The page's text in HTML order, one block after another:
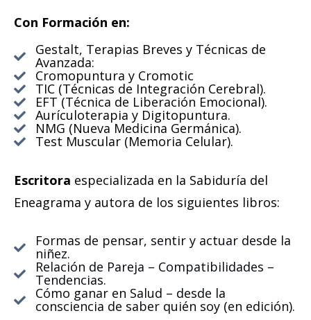
Con Formación en:
Gestalt, Terapias Breves y Técnicas de
Avanzada:
Cromopuntura y Cromotic
TIC (Técnicas de Integración Cerebral).
EFT (Técnica de Liberación Emocional).
Aurículoterapia y Digitopuntura.
NMG (Nueva Medicina Germánica).
Test Muscular (Memoria Celular).
Escritora especializada en la Sabiduría del
Eneagrama y autora de los siguientes libros:
Formas de pensar, sentir y actuar desde la
niñez.
Relación de Pareja – Compatibilidades –
Tendencias.
Cómo ganar en Salud – desde la
consciencia de saber quién soy (en edición).